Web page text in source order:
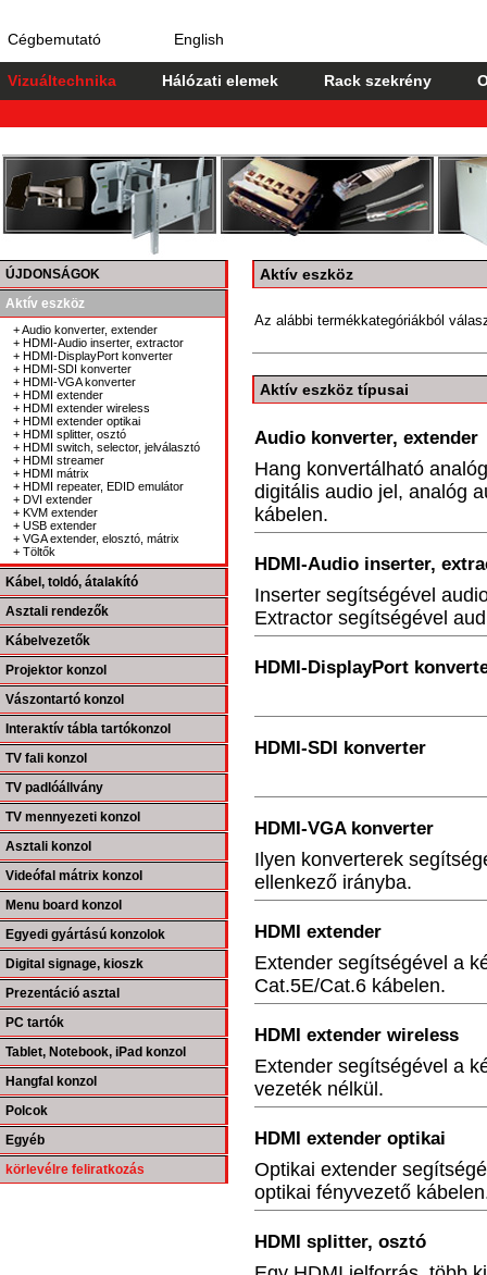
Cégbemutató English
Vizuáltechnika Hálózati elemek Rack szekrény
ÚJDONSÁGOK
Aktív eszköz
+ Audio konverter, extender
+ HDMI-Audio inserter, extractor
+ HDMI-DisplayPort konverter
+ HDMI-SDI konverter
+ HDMI-VGA konverter
+ HDMI extender
+ HDMI extender wireless
+ HDMI extender optikai
+ HDMI splitter, osztó
+ HDMI switch, selector, jelválasztó
+ HDMI streamer
+ HDMI mátrix
+ HDMI repeater, EDID emulátor
+ DVI extender
+ KVM extender
+ USB extender
+ VGA extender, elosztó, mátrix
+ Töltők
Kábel, toldó, átalakító
Asztali rendezők
Kábelvezetők
Projektor konzol
Vászontartó konzol
Interaktív tábla tartókonzol
TV fali konzol
TV padlóállvány
TV mennyezeti konzol
Asztali konzol
Videófal mátrix konzol
Menu board konzol
Egyedi gyártású konzolok
Digital signage, kioszk
Prezentáció asztal
PC tartók
Tablet, Notebook, iPad konzol
Hangfal konzol
Polcok
Egyéb
körlevélre feliratkozás
Aktív eszköz
Az alábbi termékkategóriákból
Aktív eszköz típusai
Audio konverter, extender
Hang konvertálható
digitális audio jel, analóg
kábelen.
HDMI-Audio inserter,
Inserter segítségével
Extractor segítségével
HDMI-DisplayPort
HDMI-SDI konverter
HDMI-VGA konverter
Ilyen konverterek
ellenkező irányba.
HDMI extender
Extender segítségével a
Cat.5E/Cat.6 kábelen.
HDMI extender wireless
Extender segítségével a
vezeték nélkül.
HDMI extender optikai
Optikai extender
optikai fényvezető
HDMI splitter, osztó